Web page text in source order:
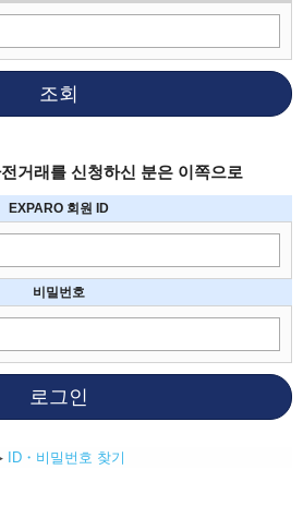
조회
거래를 신청하신 분은 이쪽으로
EXPARO 회원 ID
비밀번호
로그인
ID・비밀번호 찾기